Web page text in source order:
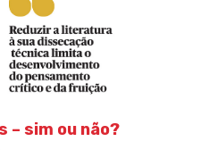
sim ou não?